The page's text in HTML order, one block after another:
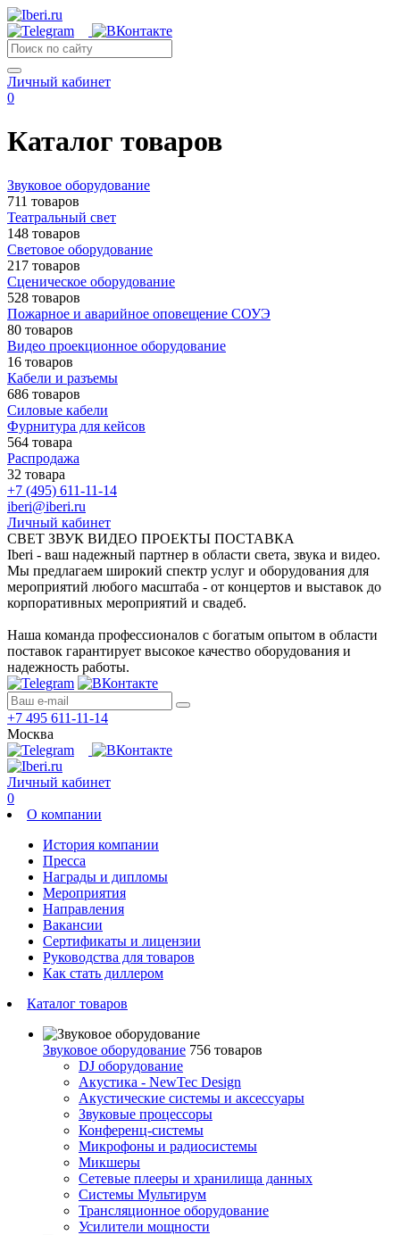
Личный кабинет
0
Каталог товаров
Звуковое оборудование
711 товаров
Театральный свет
148 товаров
Световое оборудование
217 товаров
Сценическое оборудование
528 товаров
Пожарное и аварийное оповещение СОУЭ
80 товаров
Видео проекционное оборудование
16 товаров
Кабели и разъемы
686 товаров
Силовые кабели
Фурнитура для кейсов
564 товара
Распродажа
32 товара
+7 (495) 611-11-14
iberi@iberi.ru
Личный кабинет
СВЕТ ЗВУК ВИДЕО ПРОЕКТЫ ПОСТАВКА
Iberi - ваш надежный партнер в области света, звука и видео.
Мы предлагаем широкий спектр услуг и оборудования для
мероприятий любого масштаба - от концертов и выставок до
корпоративных мероприятий и свадеб.
Наша команда профессионалов с богатым опытом в области
поставок гарантирует высокое качество оборудования и
надежность работы.
+7 495 611-11-14
Москва
Личный кабинет
0
О компании
История компании
Пресса
Награды и дипломы
Мероприятия
Направления
Вакансии
Сертификаты и лицензии
Руководства для товаров
Как стать диллером
Каталог товаров
Звуковое оборудование 756 товаров
DJ оборудование
Акустика - NewTec Design
Акустические системы и аксессуары
Звуковые процессоры
Конференц-системы
Микрофоны и радиосистемы
Микшеры
Сетевые плееры и хранилища данных
Системы Мультирум
Трансляционное оборудование
Усилители мощности